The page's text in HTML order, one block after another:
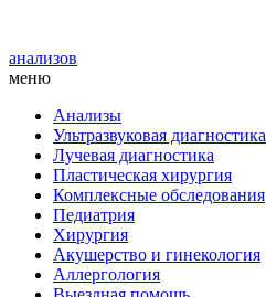
анализов
меню
Анализы
Ультразвуковая диагностика
Лучевая диагностика
Пластическая хирургия
Комплексные обследования
Педиатрия
Хирургия
Акушерство и гинекология
Аллергология